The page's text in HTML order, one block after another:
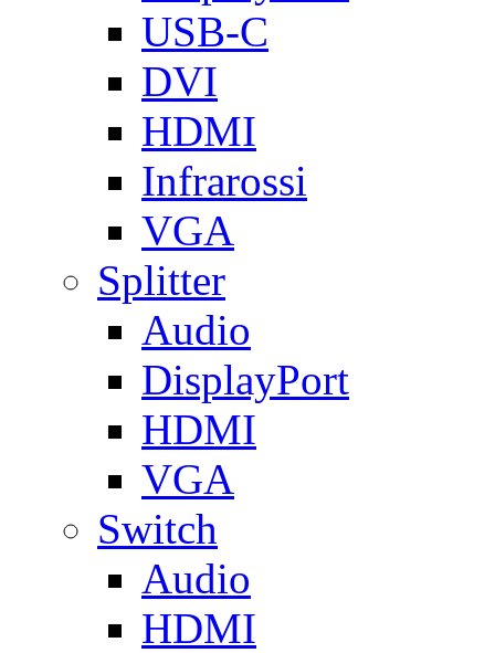
USB-C
DVI
HDMI
Infrarossi
VGA
Splitter
Audio
DisplayPort
HDMI
VGA
Switch
Audio
HDMI